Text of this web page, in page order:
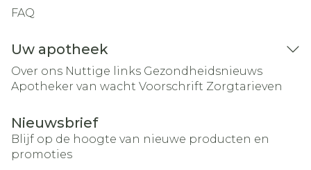
FAQ
Uw apotheek
Over ons Nuttige links Gezondheidsnieuws
Apotheker van wacht Voorschrift Zorgtarieven
Nieuwsbrief
Blijf op de hoogte van nieuwe producten en
promoties